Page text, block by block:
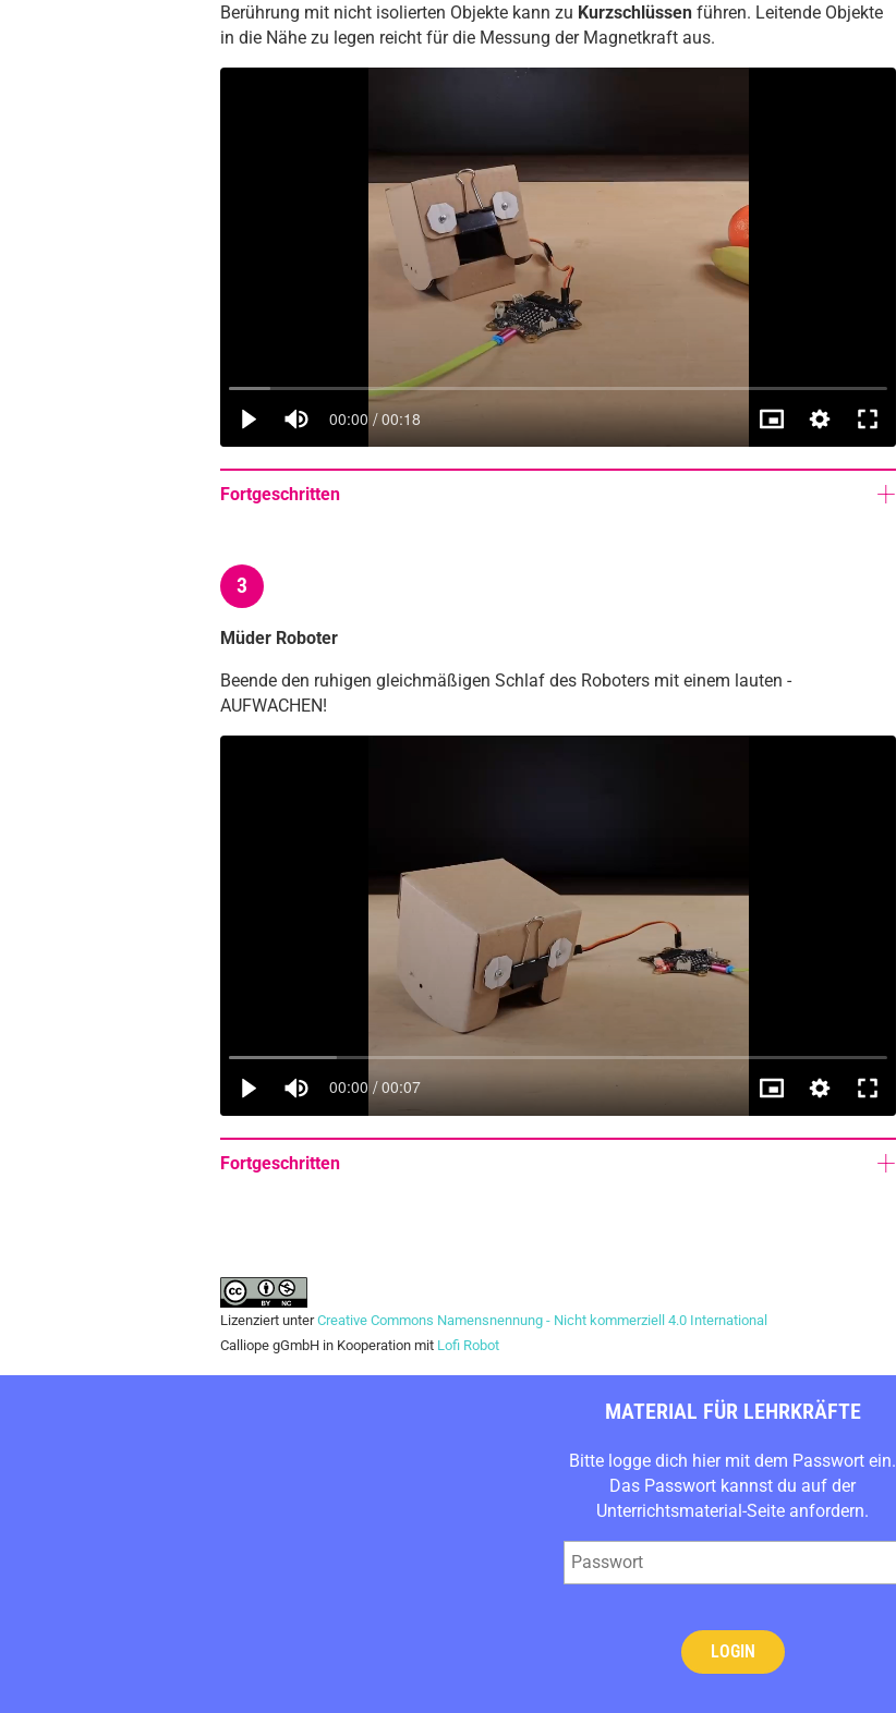
Berührung mit nicht isolierten Objekte kann zu Kurzschlüssen führen. Leitende Objekte
in die Nähe zu legen reicht für die Messung der Magnetkraft aus.
Fortgeschritten
3
Müder Roboter
Beende den ruhigen gleichmäßigen Schlaf des Roboters mit einem lauten -
AUFWACHEN!
Fortgeschritten
Lizenziert unterCreative Commons Namensnennung - Nicht kommerziell 4.0 International
Calliope gGmbH in Kooperation mit Lofi Robot
MATERIAL FÜR LEHRKRÄFTE
Bitte logge dich hier mit dem Passwort ein.
Das Passwort kannst du auf der
Unterrichtsmaterial-Seite anfordern.